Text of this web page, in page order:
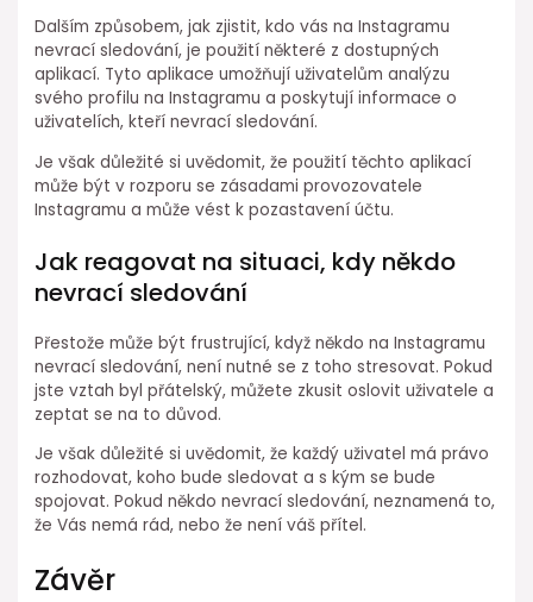
Dalším způsobem, jak zjistit, kdo vás na Instagramu
nevrací sledování, je použití některé z dostupných
aplikací. Tyto aplikace umožňují uživatelům analýzu
svého profilu na Instagramu a poskytují informace o
uživatelích, kteří nevrací sledování.
Je však důležité si uvědomit, že použití těchto aplikací
může být v rozporu se zásadami provozovatele
Instagramu a může vést k pozastavení účtu.
Jak reagovat na situaci, kdy někdo
nevrací sledování
Přestože může být frustrující, když někdo na Instagramu
nevrací sledování, není nutné se z toho stresovat. Pokud
jste vztah byl přátelský, můžete zkusit oslovit uživatele a
zeptat se na to důvod.
Je však důležité si uvědomit, že každý uživatel má právo
rozhodovat, koho bude sledovat a s kým se bude
spojovat. Pokud někdo nevrací sledování, neznamená to,
že Vás nemá rád, nebo že není váš přítel.
Závěr